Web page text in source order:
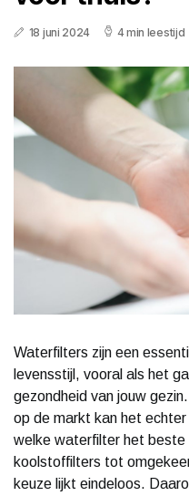
18 juni 2024 4 min leestijd
Waterfilters zijn een
levensstijl, vooral als het
gezondheid van jouw
op de markt kan het
welke waterfilter het beste
koolstoffilters tot
keuze lijkt eindeloos.